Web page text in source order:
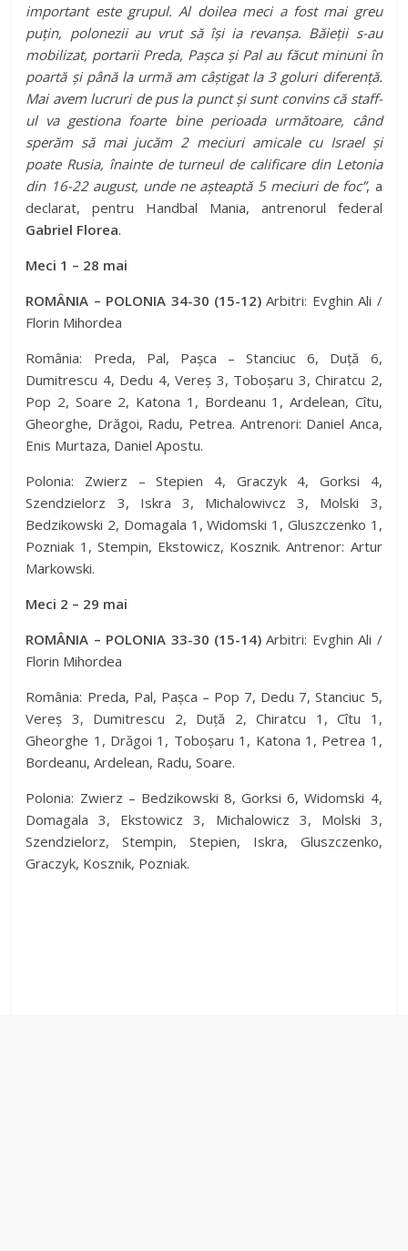
important este grupul. Al doilea meci a fost mai greu
puțin, polonezii au vrut să își ia revanșa. Băieții s-au
mobilizat, portarii Preda, Pașca și Pal au făcut minuni în
poartă și până la urmă am câștigat la 3 goluri diferență.
Mai avem lucruri de pus la punct și sunt convins că staff-
ul va gestiona foarte bine perioada următoare, când
sperăm să mai jucăm 2 meciuri amicale cu Israel și
poate Rusia, înainte de turneul de calificare din Letonia
din 16-22 august, unde ne așteaptă 5 meciuri de foc”, a
declarat, pentru Handbal Mania, antrenorul federal
Gabriel Florea.
Meci 1 – 28 mai
ROMÂNIA – POLONIA 34-30 (15-12)Arbitri: Evghin Ali /
Florin Mihordea
România: Preda, Pal, Pașca – Stanciuc 6, Duță 6,
Dumitrescu 4, Dedu 4, Vereș 3, Toboșaru 3, Chiratcu 2,
Pop 2, Soare 2, Katona 1, Bordeanu 1, Ardelean, Cîtu,
Gheorghe, Drăgoi, Radu, Petrea. Antrenori: Daniel Anca,
Enis Murtaza, Daniel Apostu.
Polonia: Zwierz – Stepien 4, Graczyk 4, Gorksi 4,
Szendzielorz 3, Iskra 3, Michalowivcz 3, Molski 3,
Bedzikowski 2, Domagala 1, Widomski 1, Gluszczenko 1,
Pozniak 1, Stempin, Ekstowicz, Kosznik. Antrenor: Artur
Markowski.
Meci 2 – 29 mai
ROMÂNIA – POLONIA 33-30 (15-14)Arbitri: Evghin Ali /
Florin Mihordea
România: Preda, Pal, Pașca – Pop 7, Dedu 7, Stanciuc 5,
Vereș 3, Dumitrescu 2, Duță 2, Chiratcu 1, Cîtu 1,
Gheorghe 1, Drăgoi 1, Toboșaru 1, Katona 1, Petrea 1,
Bordeanu, Ardelean, Radu, Soare.
Polonia: Zwierz – Bedzikowski 8, Gorksi 6, Widomski 4,
Domagala 3, Ekstowicz 3, Michalowicz 3, Molski 3,
Szendzielorz, Stempin, Stepien, Iskra, Gluszczenko,
Graczyk, Kosznik, Pozniak.